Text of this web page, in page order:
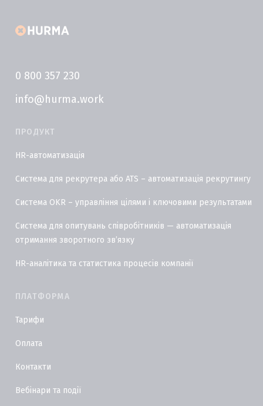
0 800 357 230
info@hurma.work
ПРОДУКТ
HR-автоматизація
Система для рекрутера або ATS – автоматизація рекрутингу
Система OKR – управління цілями і ключовими результатами
Система для опитувань співробітників — автоматизація
отримання зворотного звʼязку
HR-аналітика та статистика процесів компанії
ПЛАТФОРМА
Тарифи
Оплата
Контакти
Вебінари та події